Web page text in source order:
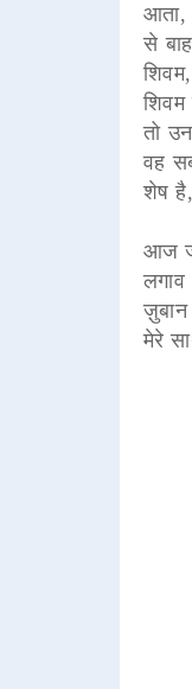
आता,
से
तो
वह
शेष है,
आज
ज़ुबान
मेरे